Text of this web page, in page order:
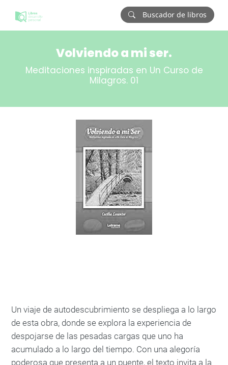
Buscador de libros
Volviendo a mi ser.
Meditaciones inspiradas en Un Curso de
Milagros. 01
Un viaje de autodescubrimiento se despliega a lo largo
de esta obra, donde se explora la experiencia de
despojarse de las pesadas cargas que uno ha
acumulado a lo largo del tiempo. Con una alegoría
poderosa que presenta a un puente, el texto invita a la